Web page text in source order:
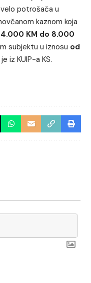
potrošača u
kaznom koja
KM do 8.000
subjektu u iznosu od
iz KUIP-a KS.